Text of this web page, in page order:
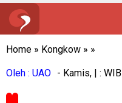
Home » Kongkow » »
Oleh : UAO - Kamis, | : WIB